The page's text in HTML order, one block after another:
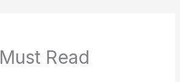
Must Read